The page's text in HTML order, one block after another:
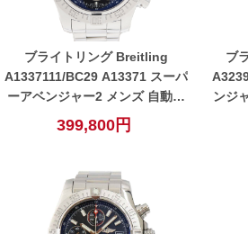
ブライトリング Breitling
A1337111/BC29 A13371 スーパ
ーアベンジャー2 メンズ 自動巻
き 腕時計 ブラック 【中古】
399,800円
ブ
ンジ